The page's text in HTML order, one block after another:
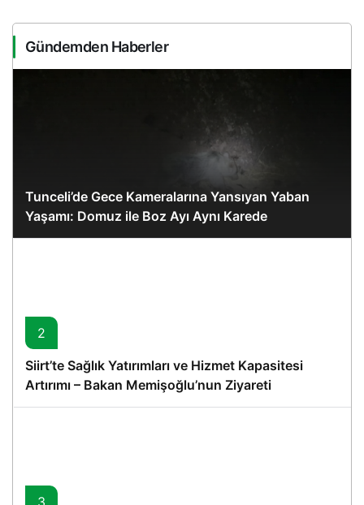
Gündemden Haberler
Tunceli’de Gece Kameralarına Yansıyan Yaban
Yaşamı: Domuz ile Boz Ayı Aynı Karede
2
Siirt’te Sağlık Yatırımları ve Hizmet Kapasitesi
Artırımı – Bakan Memişoğlu’nun Ziyareti